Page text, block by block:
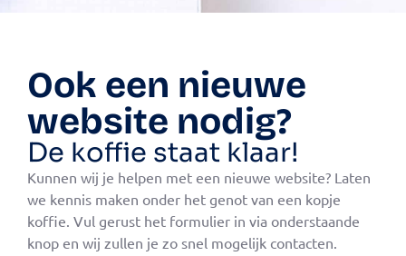
Ook een nieuwe
website nodig?
De koffie staat klaar!
Kunnen wij je helpen met een nieuwe website? Laten
we kennis maken onder het genot van een kopje
koffie. Vul gerust het formulier in via onderstaande
knop en wij zullen je zo snel mogelijk contacten.